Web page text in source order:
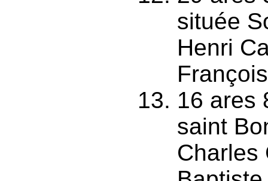
située
Henri
16 ares
saint
Charles